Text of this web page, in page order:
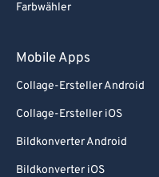
Farbwähler
Mobile Apps
Collage-Ersteller Android
Collage-Ersteller iOS
Bildkonverter Android
Bildkonverter iOS